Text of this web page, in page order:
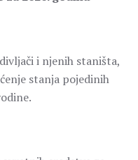
i njenih staništa,
stanja pojedinih